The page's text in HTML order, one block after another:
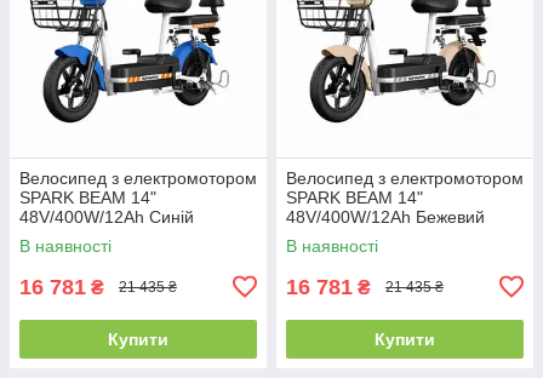
Велосипед з електромотором
SPARK BEAM 14"
48V/400W/12Ah Синій
В наявності
16 781 ₴ 21 435 ₴
Купити
Велосипед з електромотором
SPARK BEAM 14"
48V/400W/12Ah Бежевий
В наявності
16 781 ₴ 21 435 ₴
Купити